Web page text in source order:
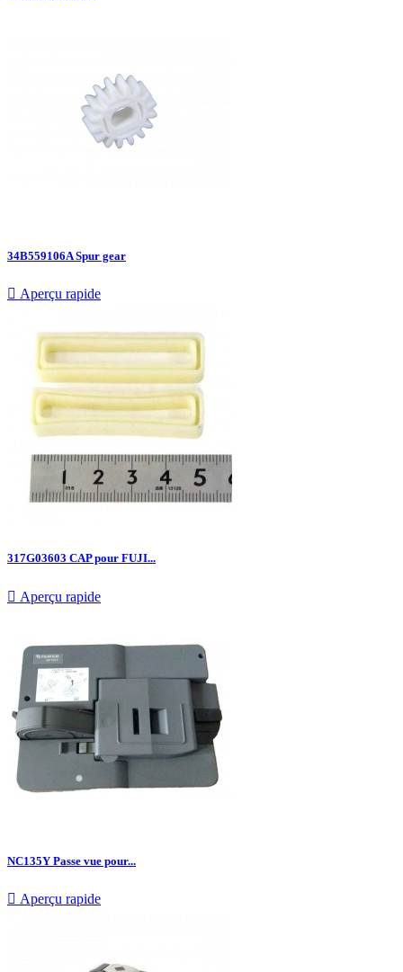
34B559106A Spur gear
 Aperçu rapide
317G03603 CAP pour FUJI...
 Aperçu rapide
NC135Y Passe vue pour...
 Aperçu rapide